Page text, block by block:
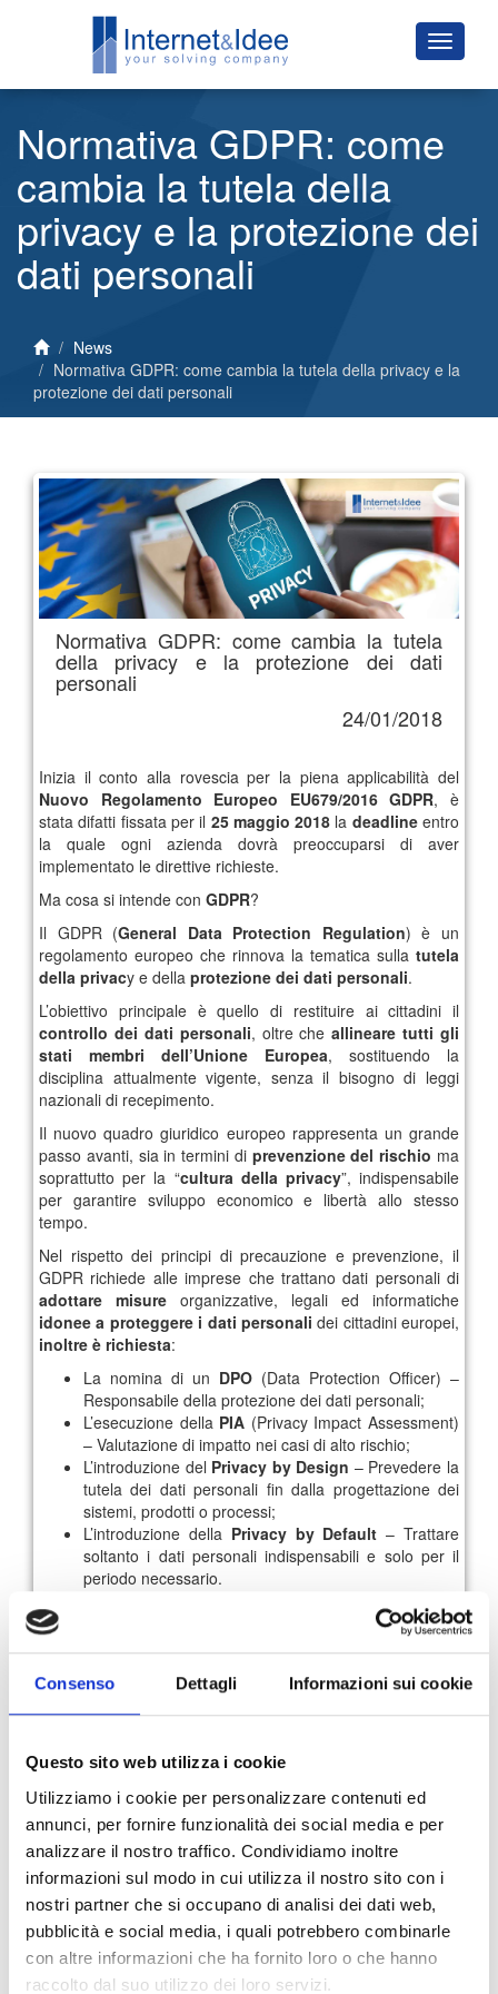
Consenso Dettagli Informazioni sui cookie
Questo sito web utilizza i cookie
Utilizziamo i cookie per personalizzare contenuti ed
annunci, per fornire funzionalità dei social media e per
analizzare il nostro traffico. Condividiamo inoltre
informazioni sul modo in cui utilizza il nostro sito con i
nostri partner che si occupano di analisi dei dati web,
pubblicità e social media, i quali potrebbero combinarle
con altre informazioni che ha fornito loro o che hanno
raccolto dal suo utilizzo dei loro servizi.
Normativa GDPR: come
cambia la tutela della
privacy e la protezione dei
dati personali
News
Normativa GDPR: come cambia la tutela della privacy e la
protezione dei dati personali
Normativa GDPR: come cambia la tutela
della privacy e la protezione dei dati
personali
24/01/2018
Inizia il conto alla rovescia per la piena applicabilità del
Nuovo Regolamento Europeo EU679/2016 GDPR, è
stata difatti fissata per il 25 maggio 2018 la deadlineentro
la quale ogni azienda dovrà preoccuparsi di aver
implementato le direttive richieste.
Ma cosa si intende con GDPR?
Il GDPR (General Data Protection Regulation) è un
regolamento europeo che rinnova la tematica sulla tutela
della privacy e della protezione dei dati personali.
L’obiettivo principale è quello di restituire ai cittadini il
controllo dei dati personali, oltre cheallineare tutti gli
stati membri dell’Unione Europea, sostituendo la
disciplina attualmente vigente, senza il bisogno di leggi
nazionali di recepimento.
Il nuovo quadro giuridico europeo rappresenta un grande
passo avanti, sia in termini di prevenzione del rischio ma
soprattutto per la “cultura della privacy”, indispensabile
per garantire sviluppo economico e libertà allo stesso
tempo.
Nel rispetto dei principi di precauzione e prevenzione, il
GDPR richiede alle imprese che trattano dati personali di
adottare misure organizzative, legali ed informatiche
idonee a proteggere i dati personali dei cittadini europei,
inoltre è richiesta:
La nomina di un DPO (Data Protection Officer) –
Responsabile della protezione dei dati personali;
L’esecuzione della PIA (Privacy Impact Assessment)
– Valutazione di impatto nei casi di alto rischio;
L’introduzione del Privacy by Design – Prevedere la
tutela dei dati personali fin dalla progettazione dei
sistemi, prodotti o processi;
L’introduzione della Privacy by Default – Trattare
soltanto i dati personali indispensabili e solo per il
periodo necessario.
In questo scenario di crescente trasformazione digitale,
solo le organizzazioni in grado di offrire ai clienti la totale
trasparenza potranno costruire un rapporto difiducia e
fedeltà con il brand, per cui è di fondamentale importanza
cogliere le opportunità legate al miglioramento del
livello di sicurezza dei sistemi aziendali.
Per ulteriori informazioni è possibile leggere il testo del
91 92 93 94 95
96
97
Archivio News